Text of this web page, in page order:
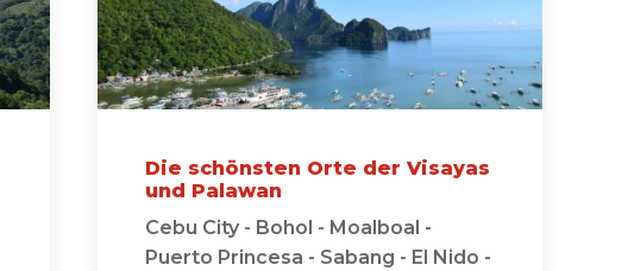
Die schönsten Orte der Visayas
und Palawan
Cebu City - Bohol - Moalboal -
Puerto Princesa - Sabang - El Nido -